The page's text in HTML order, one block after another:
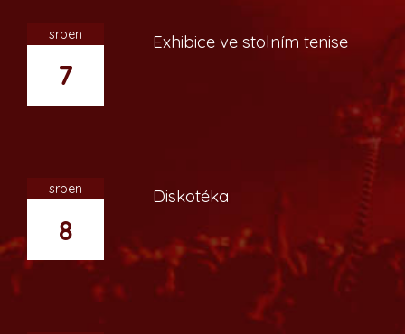
srpen
7
Exhibice ve stolním tenise
srpen
8
Diskotéka